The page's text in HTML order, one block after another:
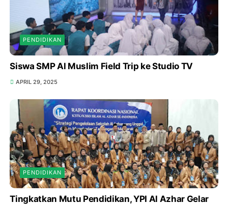
PENDIDIKAN
Siswa SMP Al Muslim Field Trip ke Studio TV
APRIL 29, 2025
PENDIDIKAN
Tingkatkan Mutu Pendidikan, YPI Al Azhar Gelar